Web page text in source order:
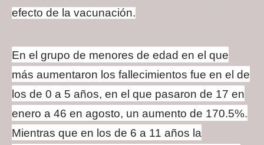
efecto de la vacunación.
En el grupo de menores de edad en el que
más aumentaron los fallecimientos fue en el de
los de 0 a 5 años, en el que pasaron de 17 en
enero a 46 en agosto, un aumento de 170.5%.
Mientras que en los de 6 a 11 años la